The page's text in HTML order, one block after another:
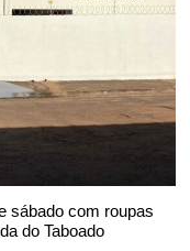
sábado com roupas
do Taboado